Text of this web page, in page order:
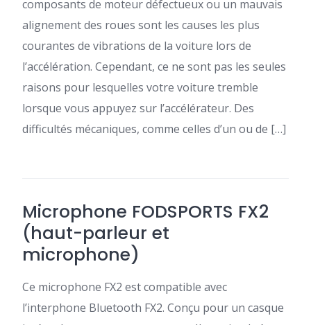
composants de moteur défectueux ou un mauvais
alignement des roues sont les causes les plus
courantes de vibrations de la voiture lors de
l’accélération. Cependant, ce ne sont pas les seules
raisons pour lesquelles votre voiture tremble
lorsque vous appuyez sur l’accélérateur. Des
difficultés mécaniques, comme celles d’un ou de […]
Microphone FODSPORTS FX2
(haut-parleur et
microphone)
Ce microphone FX2 est compatible avec
l’interphone Bluetooth FX2. Conçu pour un casque